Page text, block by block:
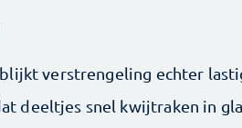
verstrengeling echter
deeltjes snel kwijtraken in